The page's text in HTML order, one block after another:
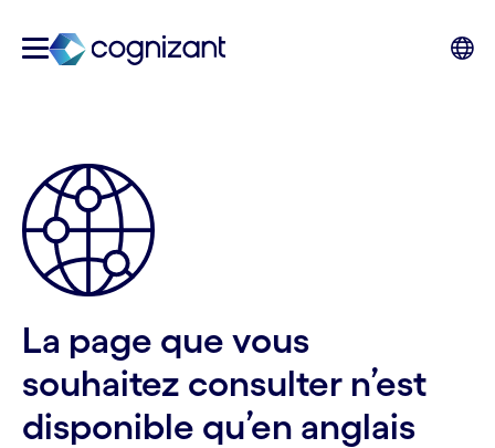
La page que vous
souhaitez consulter n’est
disponible qu’en anglais